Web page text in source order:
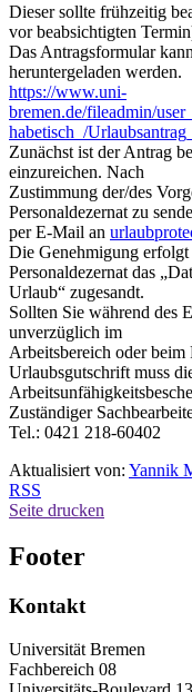
Dieser sollte frühzeitig
vor beabsichtigten
Das Antragsformular
heruntergeladen werden.
https://www.uni-
bremen.de/fileadmin/
habetisch_/
Zunächst ist der Antrag
einzureichen. Nach
Zustimmung der/des
Personaldezernat zu
per E-Mail an urlaub
Die Genehmigung
Personaldezernat das
Urlaub“ zugesandt.
Sollten Sie während des
unverzüglich im
Arbeitsbereich oder beim
Urlaubsgutschrift muss
Zuständiger
Tel.: 0421 218-60402
Aktualisiert von: Yannik
RSS
Seite drucken
Footer
Kontakt
Universität Bremen
Fachbereich 08